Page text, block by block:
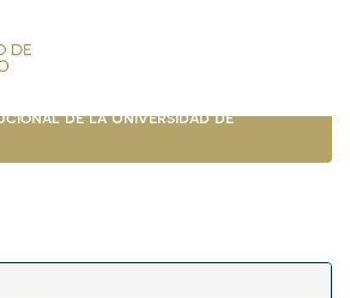
de la Universidad de